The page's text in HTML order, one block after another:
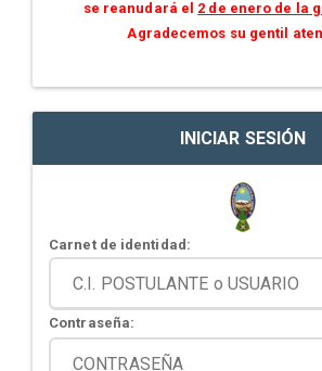
se reanudará el 2 de enero de la
Agradecemos su gentil
INICIAR SESIÓN
Carnet de identidad:
Contraseña: